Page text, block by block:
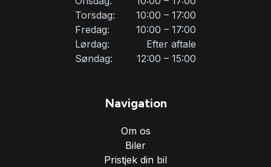
Navigation
Parkeringssensor bagved
Torsdag:
10:00 – 17:00
Fredag:
10:00 – 17:00
Lørdag:
Efter aftale
Søndag:
12:00 – 15:00
Navigation
Om os
Biler
Pristjek din bil